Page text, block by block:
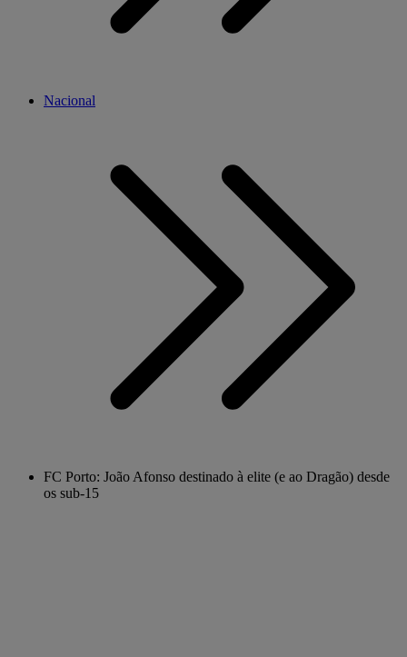
Nacional
FC Porto: João Afonso destinado à elite (e ao Dragão) desde
os sub-15